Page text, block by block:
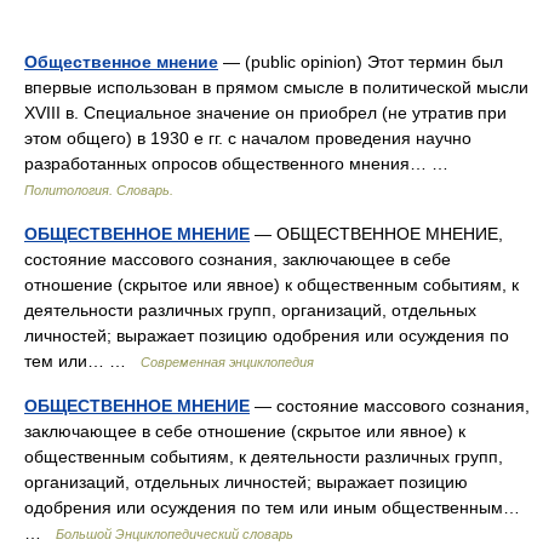
Общественное мнение — (public opinion) Этот термин был
впервые использован в прямом смысле в политической мысли
XVIII в. Специальное значение он приобрел (не утратив при
этом общего) в 1930 е гг. с началом проведения научно
разработанных опросов общественного мнения… …
Политология. Словарь.
ОБЩЕСТВЕННОЕ МНЕНИЕ — ОБЩЕСТВЕННОЕ МНЕНИЕ,
состояние массового сознания, заключающее в себе
отношение (скрытое или явное) к общественным событиям, к
деятельности различных групп, организаций, отдельных
личностей; выражает позицию одобрения или осуждения по
тем или… …
Современная энциклопедия
ОБЩЕСТВЕННОЕ МНЕНИЕ — состояние массового сознания,
заключающее в себе отношение (скрытое или явное) к
общественным событиям, к деятельности различных групп,
организаций, отдельных личностей; выражает позицию
одобрения или осуждения по тем или иным общественным…
Большой Энциклопедический словарь